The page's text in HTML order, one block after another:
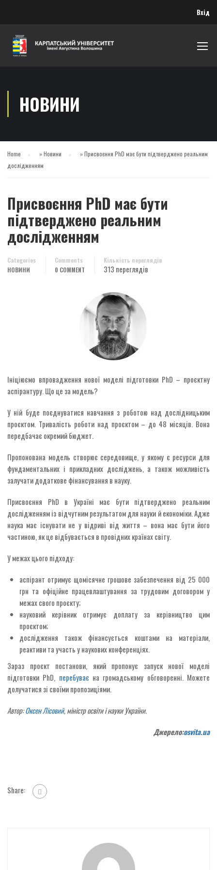
Вхід
НОВИНИ
Home »Новини »Присвоєння PhD має бути підтверджено реальним
дослідженням
Присвоєння PhD має бути
підтверджено реальним
дослідженням
Categories
НОВИНИ
Comments
0 COMMENT
Кількість переглядів
313 переглядів
Ініціюємо впровадження нової моделі підготовки PhD – проєктну
аспірантуру. Що це за модель?
У ній буде поєднуватися навчання з роботою над дослідницьким
проєктом. Тривалість роботи над проєктом – до 48 місяців. Вона
передбачає окремий бюджет.
Пропонована модель створює середовище, у якому є ресурси для
фундаментальних і прикладних досліджень, а також можливість
залучати додаткове фінансування в науку.
Присвоєння PhD в Україні має бути підтверджено реальним
дослідженням із відчутним результатом для науки й економіки. Адже
наука має існувати не у відриві від життя – вона має бути його
частиною, як це відбувається в провідних країнах світу.
У межах цього підходу:
аспірант отримує щомісячне грошове забезпечення від 25 000
грн та офіційне працевлаштування за трудовим договором у
межах свого проєкту;
науковий керівник отримує доплату за керівництво цим
проєктом;
дослідження також фінансується коштами на матеріали,
реактиви та участь у наукових конференціях.
Зараз проєкт постанови, який пропонує запуск нової моделі
підготовки PhD, перебуває на громадському обговоренні. Можете
долучатися зі своїми пропозиціями.
Автор:Оксен Лісовий, міністр освіти і науки України.
Джерело:osvita.ua
Share: